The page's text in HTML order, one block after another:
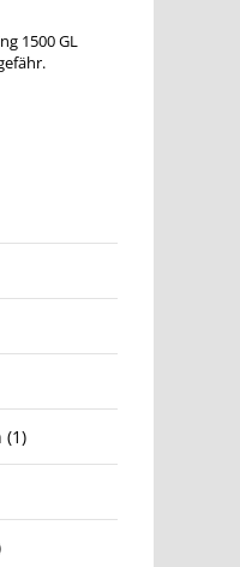
1500 GL
(1)